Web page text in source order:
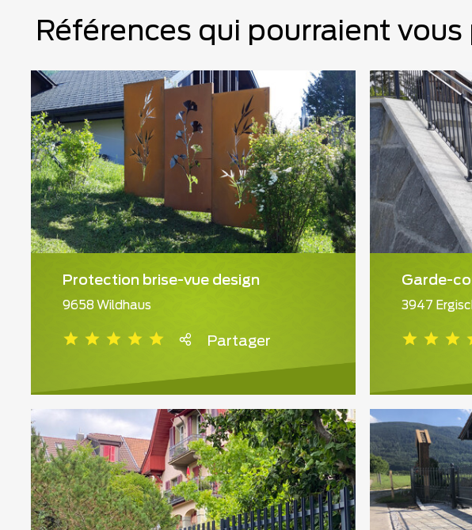
Références qui pourraient vous
Protection brise-vue design
9658 Wildhaus
Partager
Garde-
3947